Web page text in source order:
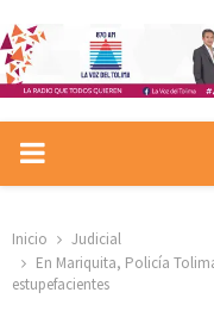
PRIMARY
Inicio
Judicial
En Mariquita, Policía
estupefacientes